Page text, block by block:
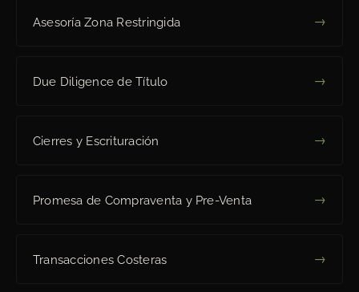
Asesoría Zona Restringida →
Due Diligence de Título →
Cierres y Escrituración →
Promesa de Compraventa y Pre-Venta →
Transacciones Costeras →